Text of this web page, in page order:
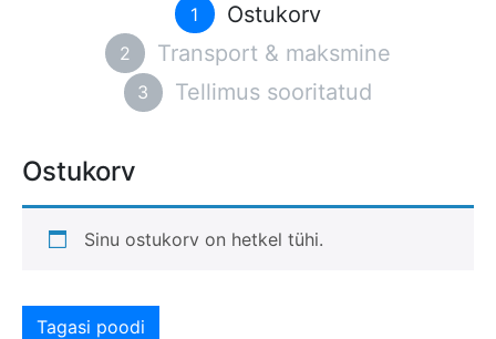
1 Ostukorv
2 Transport & maksmine
3 Tellimus sooritatud
Ostukorv
Sinu ostukorv on hetkel tühi.
Tagasi poodi